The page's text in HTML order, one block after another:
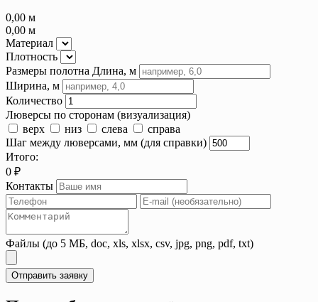
0,00 м
0,00 м
Материал
Плотность
Размеры полотна Длина, м
Ширина, м
Количество
Люверсы по сторонам (визуализация)
верх
низ слева
справа
Шаг между люверсами, мм (для справки)
Итого:
0 ₽
Контакты
Файлы (до 5 МБ, doc, xls, xlsx, csv, jpg, png, pdf, txt)
Отправить заявку